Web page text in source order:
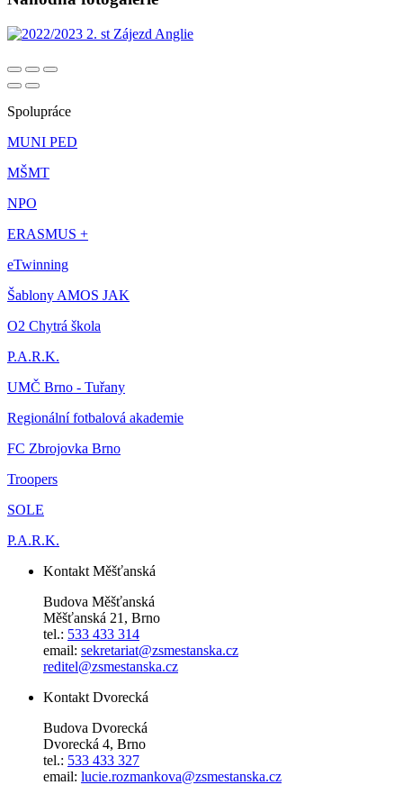
Spolupráce
MUNI PED
MŠMT
NPO
ERASMUS +
eTwinning
Šablony AMOS JAK
O2 Chytrá škola
P.A.R.K.
UMČ Brno - Tuřany
Regionální fotbalová akademie
FC Zbrojovka Brno
Troopers
SOLE
P.A.R.K.
Kontakt Měšťanská
Budova Měšťanská
Měšťanská 21, Brno
tel.: 533 433 314
email: sekretariat@zsmestanska.cz
reditel@zsmestanska.cz
Kontakt Dvorecká
Budova Dvorecká
Dvorecká 4, Brno
tel.: 533 433 327
email: lucie.rozmankova@zsmestanska.cz